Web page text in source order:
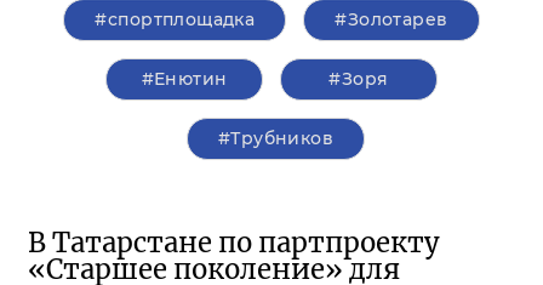
#спортплощадка #Золотарев
#Енютин #Зоря
#Трубников
В Татарстане по партпроекту
«Старшее поколение» для